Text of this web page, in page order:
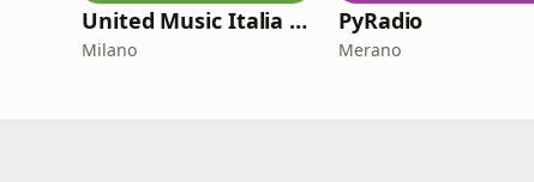
United Music Italia 2000
Milano
PyRadio
Merano